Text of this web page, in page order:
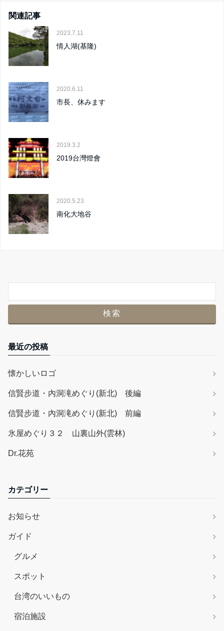
関連記事
2023.7.11
情人湖(基隆)
2020.6.11
市長、休みます
2019.3.2
2019台灣燈會
2020.5.23
南化大地谷
最近の投稿
懐かしいロゴ
信賢步道・內洞滝めぐり(新北) 後編
信賢步道・內洞滝めぐり(新北) 前編
氷屋めぐり３２ 山裏山外(雲林)
Dr.花苑
カテゴリー
お知らせ
ガイド
グルメ
スポット
台湾のいいもの
宿泊施設